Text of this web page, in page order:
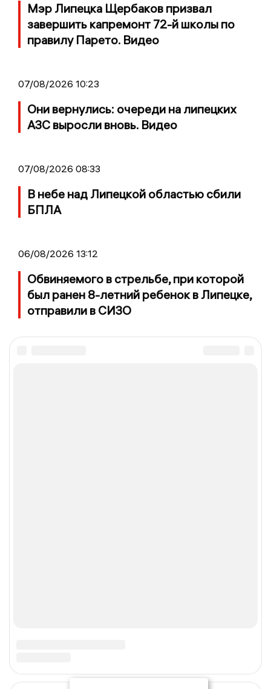
Мэр Липецка Щербаков призвал
завершить капремонт 72-й школы по
правилу Парето. Видео
07/08/2026 10:23
Они вернулись: очереди на липецких
АЗС выросли вновь. Видео
07/08/2026 08:33
В небе над Липецкой областью сбили
БПЛА
06/08/2026 13:12
Обвиняемого в стрельбе, при которой
был ранен 8-летний ребенок в Липецке,
отправили в СИЗО